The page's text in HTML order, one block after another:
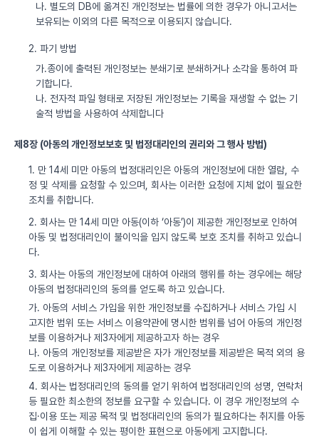
나. 별도의 DB에 옮겨진 개인정보는 법률에 의한 경우가 아니고서는
보유되는 이외의 다른 목적으로 이용되지 않습니다.
2. 파기 방법
가.종이에 출력된 개인정보는 분쇄기로 분쇄하거나 소각을 통하여 파
기합니다.
나. 전자적 파일 형태로 저장된 개인정보는 기록을 재생할 수 없는 기
술적 방법을 사용하여 삭제합니다
제8장 (아동의 개인정보보호 및 법정대리인의 권리와 그 행사 방법)
1. 만 14세 미만 아동의 법정대리인은 아동의 개인정보에 대한 열람, 수
정 및 삭제를 요청할 수 있으며, 회사는 이러한 요청에 지체 없이 필요한
조치를 취합니다.
2. 회사는 만 14세 미만 아동(이하 ‘아동’)이 제공한 개인정보로 인하여
아동 및 법정대리인이 불이익을 입지 않도록 보호 조치를 취하고 있습니
다.
3. 회사는 아동의 개인정보에 대하여 아래의 행위를 하는 경우에는 해당
아동의 법정대리인의 동의를 얻도록 하고 있습니다.
가. 아동의 서비스 가입을 위한 개인정보를 수집하거나 서비스 가입 시
고지한 범위 또는 서비스 이용약관에 명시한 범위를 넘어 아동의 개인정
보를 이용하거나 제3자에게 제공하고자 하는 경우
나. 아동의 개인정보를 제공받은 자가 개인정보를 제공받은 목적 외의 용
도로 이용하거나 제3자에게 제공하는 경우
4. 회사는 법정대리인의 동의를 얻기 위하여 법정대리인의 성명, 연락처
등 필요한 최소한의 정보를 요구할 수 있습니다. 이 경우 개인정보의 수
집·이용 또는 제공 목적 및 법정대리인의 동의가 필요하다는 취지를 아동
이 쉽게 이해할 수 있는 평이한 표현으로 아동에게 고지합니다.